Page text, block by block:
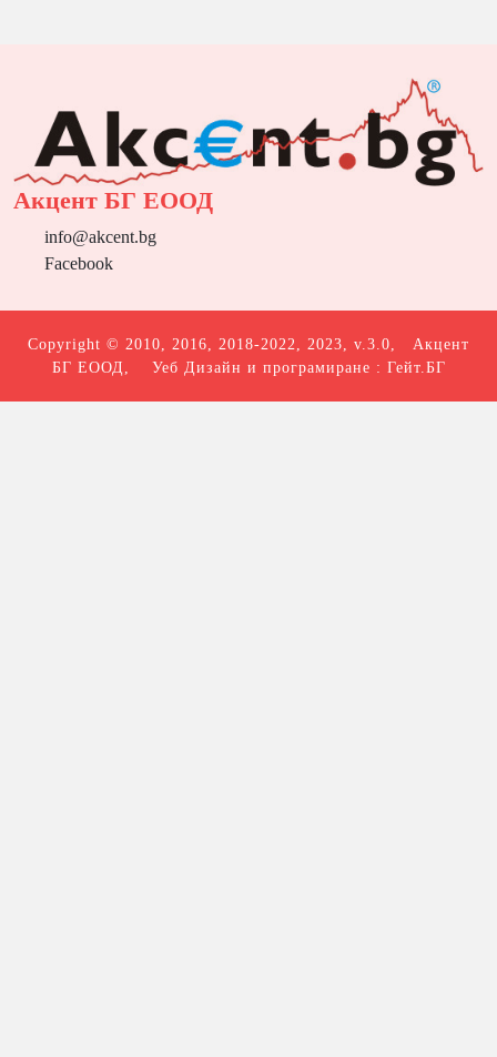
Акцент БГ ЕООД
info@akcent.bg
Facebook
Copyright © 2010, 2016, 2018-2022, 2023, v.3.0, Акцент
БГ ЕООД , Уеб Дизайн и програмиране : Гейт.БГ